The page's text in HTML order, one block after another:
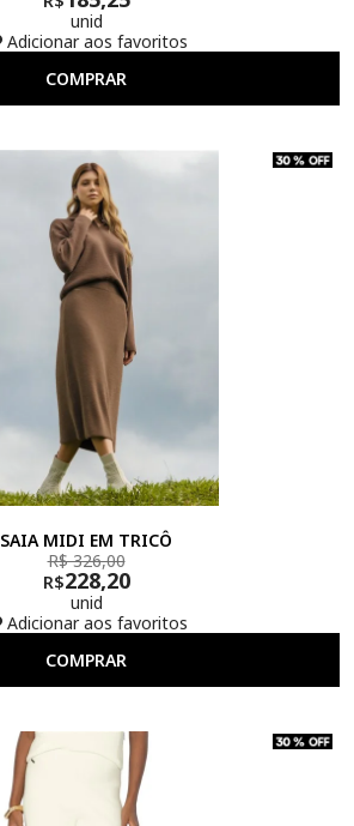
unid
Adicionar aos favoritos
COMPRAR
SAIA MIDI EM TRICÔ
R$ 326,00
R$228,20
unid
Adicionar aos favoritos
COMPRAR